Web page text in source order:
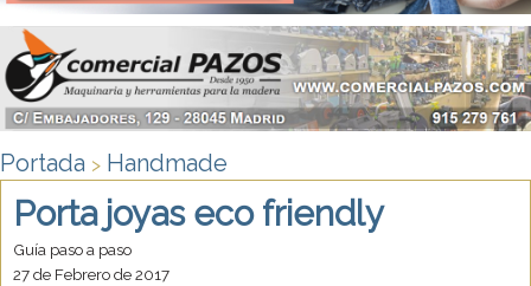
Portada > Handmade
Porta joyas eco friendly
Guía paso a paso
27 de Febrero de 2017